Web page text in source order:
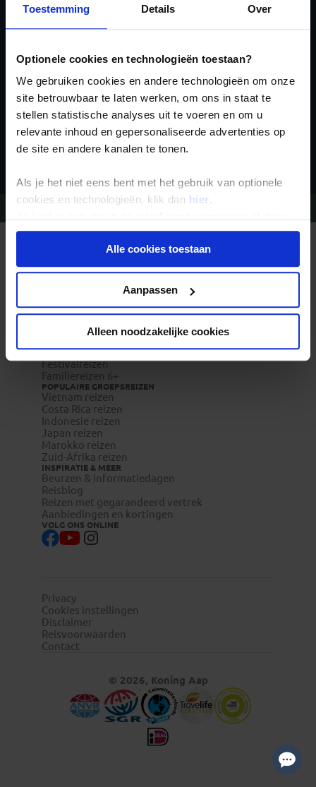
Toestemming Details Over
Optionele cookies en technologieën toestaan?
We gebruiken cookies en andere technologieën om onze
site betrouwbaar te laten werken, om ons in staat te
stellen statistische analyses uit te voeren en om u
relevante inhoud en gepersonaliseerde advertenties op
de site en andere kanalen te tonen.
Als je het niet eens bent met het gebruik van optionele
cookies en technologieën, klik dan hier .
onder aan de pagina op elk gewenst moment voor de
toekomst wijzigen.Alle cookies toestaan
Aanpassen
Alleen noodzakelijke cookies
Schrijf je in voor de
Inschrijven
Vragen?
REIZEN MET KONING AAP
Bestemmingen
Veelgestelde vragen
Reisverzekeringen
Pioniersreizen
Festivalreizen
Familiereizen 6+
POPULAIRE GROEPSREIZEN
Vietnam reizen
Costa Rica reizen
Indonesie reizen
Japan reizen
Marokko reizen
Zuid-Afrika reizen
INSPIRATIE & MEER
Beurzen & informatiedagen
Reisblog
Reizen met gegarandeerd vertrek
Aanbiedingen en kortingen
VOLG ONS ONLINE
Privacy
Cookies instellingen
Disclaimer
Reisvoorwaarden
Contact
© 2026, Koning Aap